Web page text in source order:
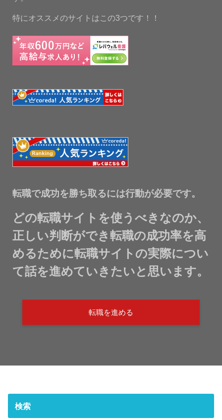
特にオススメのサイトはこの3つです！！
転職で成功を勝ち取るには行動が必要です。
どの転職サイトを使うべきなのか、
正しい判断ができ転職の成功率を高
めるために転職サイトの実際につい
て話を進めていきたいと思います。
転職を進める
検索